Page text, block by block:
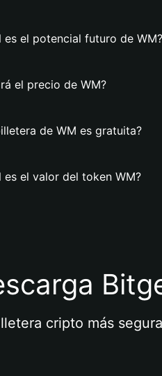
es el potencial futuro de WM?
el precio de WM?
de WM es gratuita?
es el valor del token WM?
cripto más